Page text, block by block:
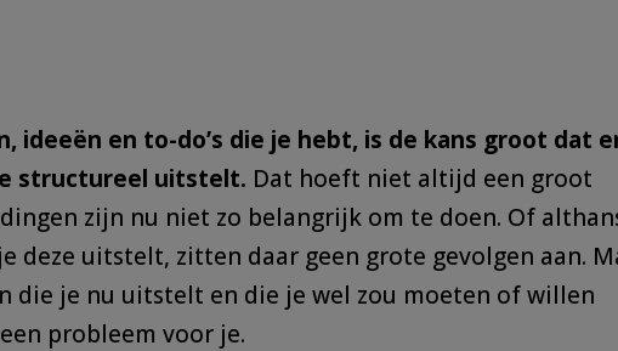
ideeën en to-do’s die je hebt, is de kans groot dat
structureel uitstelt. Dat hoeft niet altijd een groot
zijn nu niet zo belangrijk om te doen. Of
deze uitstelt, zitten daar geen grote gevolgen aan.
die je nu uitstelt en die je wel zou moeten of willen
probleem voor je.